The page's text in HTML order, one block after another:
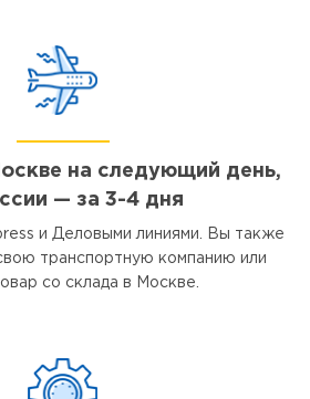
на следующий день,
— за 3-4 дня
и Деловыми линиями. Вы также
транспортную компанию или
со склада в Москве.